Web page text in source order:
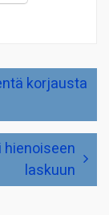
korjausta
hienoiseen
laskuun